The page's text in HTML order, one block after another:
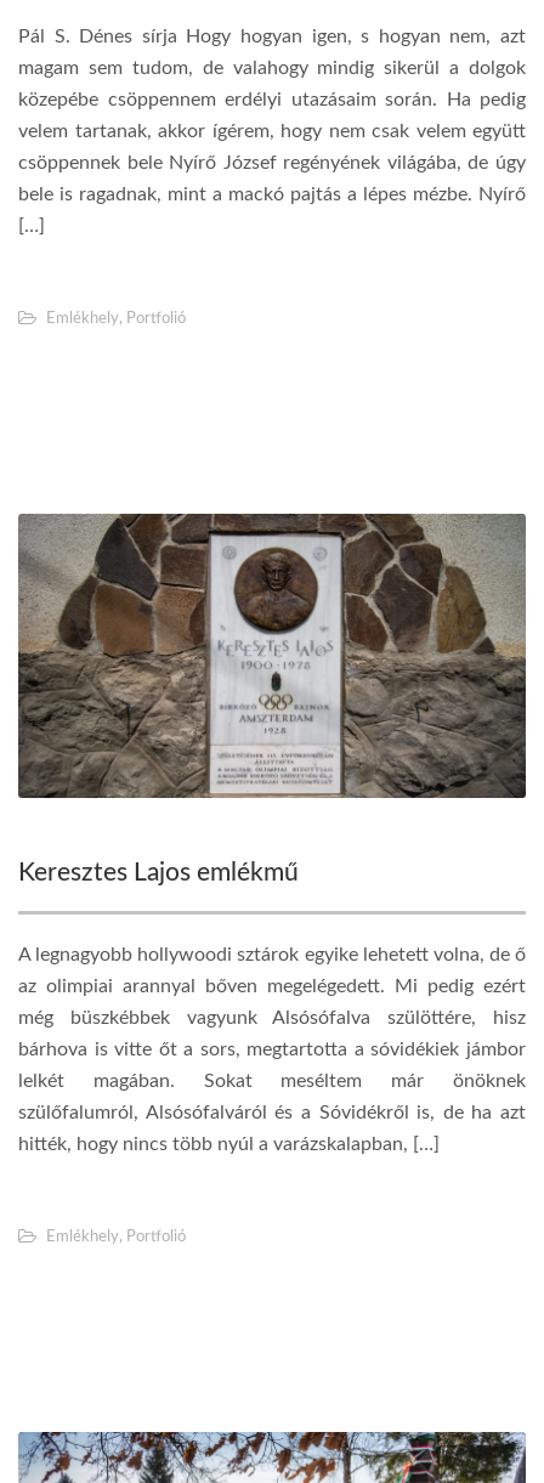
Pál S. Dénes sírja Hogy hogyan igen, s hogyan nem, azt
magam sem tudom, de valahogy mindig sikerül a dolgok
közepébe csöppennem erdélyi utazásaim során. Ha pedig
velem tartanak, akkor ígérem, hogy nem csak velem együtt
csöppennek bele Nyírő József regényének világába, de úgy
bele is ragadnak, mint a mackó pajtás a lépes mézbe. Nyírő
[…]
Emlékhely, Portfolió
Keresztes Lajos emlékmű
A legnagyobb hollywoodi sztárok egyike lehetett volna, de ő
az olimpiai arannyal bőven megelégedett. Mi pedig ezért
még büszkébbek vagyunk Alsósófalva szülöttére, hisz
bárhova is vitte őt a sors, megtartotta a sóvidékiek jámbor
lelkét magában. Sokat meséltem már önöknek
szülőfalumról, Alsósófalváról és a Sóvidékről is, de ha azt
hitték, hogy nincs több nyúl a varázskalapban, […]
Emlékhely, Portfolió